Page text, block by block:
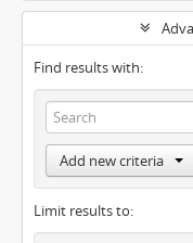
Find results with:
Add new criteria
Limit results to: